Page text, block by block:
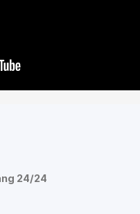
24/24